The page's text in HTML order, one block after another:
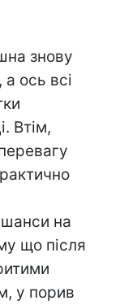
знову
ось всі
Втім,
шанси на
що після
у порив